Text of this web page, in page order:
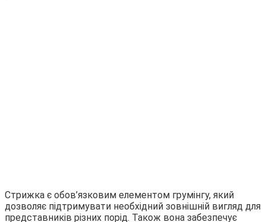
Стрижка є обов’язковим елементом грумінгу, який
дозволяє підтримувати необхідний зовнішній вигляд для
представників різних порід. Також вона забезпечує